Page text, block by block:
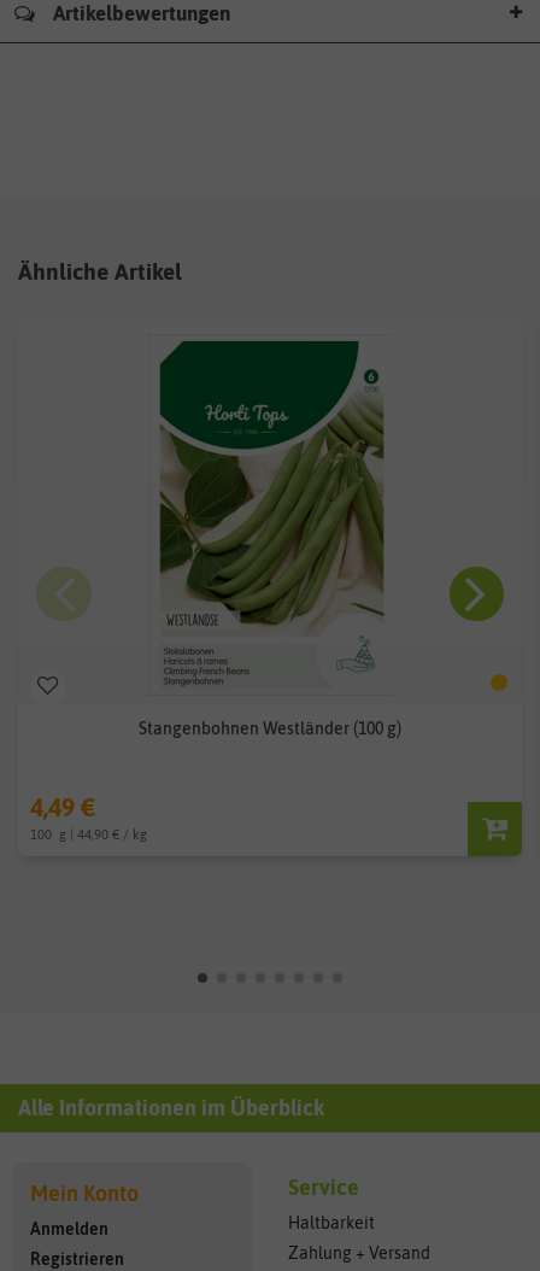
Artikelbewertungen
Ähnliche Artikel
Stangenbohnen Westländer (100 g)
4,49 €
100 g | 44,90 € / kg
Alle Informationen im Überblick
Mein Konto
Anmelden
Registrieren
Service
Haltbarkeit
Zahlung + Versand